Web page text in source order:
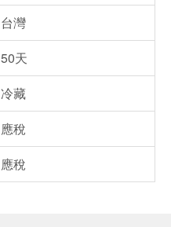
台灣
50天
冷藏
應稅
應稅